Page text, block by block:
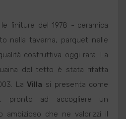
finiture del 1978 - ceramica
nella taverna, parquet nelle
costruttiva oggi rara. La
del tetto è stata rifatta
LaVilla si presenta come
pronto ad accogliere un
ambizioso che ne valorizzi il